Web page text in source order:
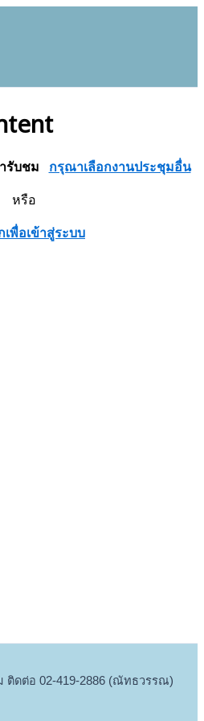
รับชม กรุณาเลือกงานประชุมอื่น
หรือ
เพื่อเข้าสู่ระบบ
ติดต่อ 02-419-2886 (ณัทธวรรณ)